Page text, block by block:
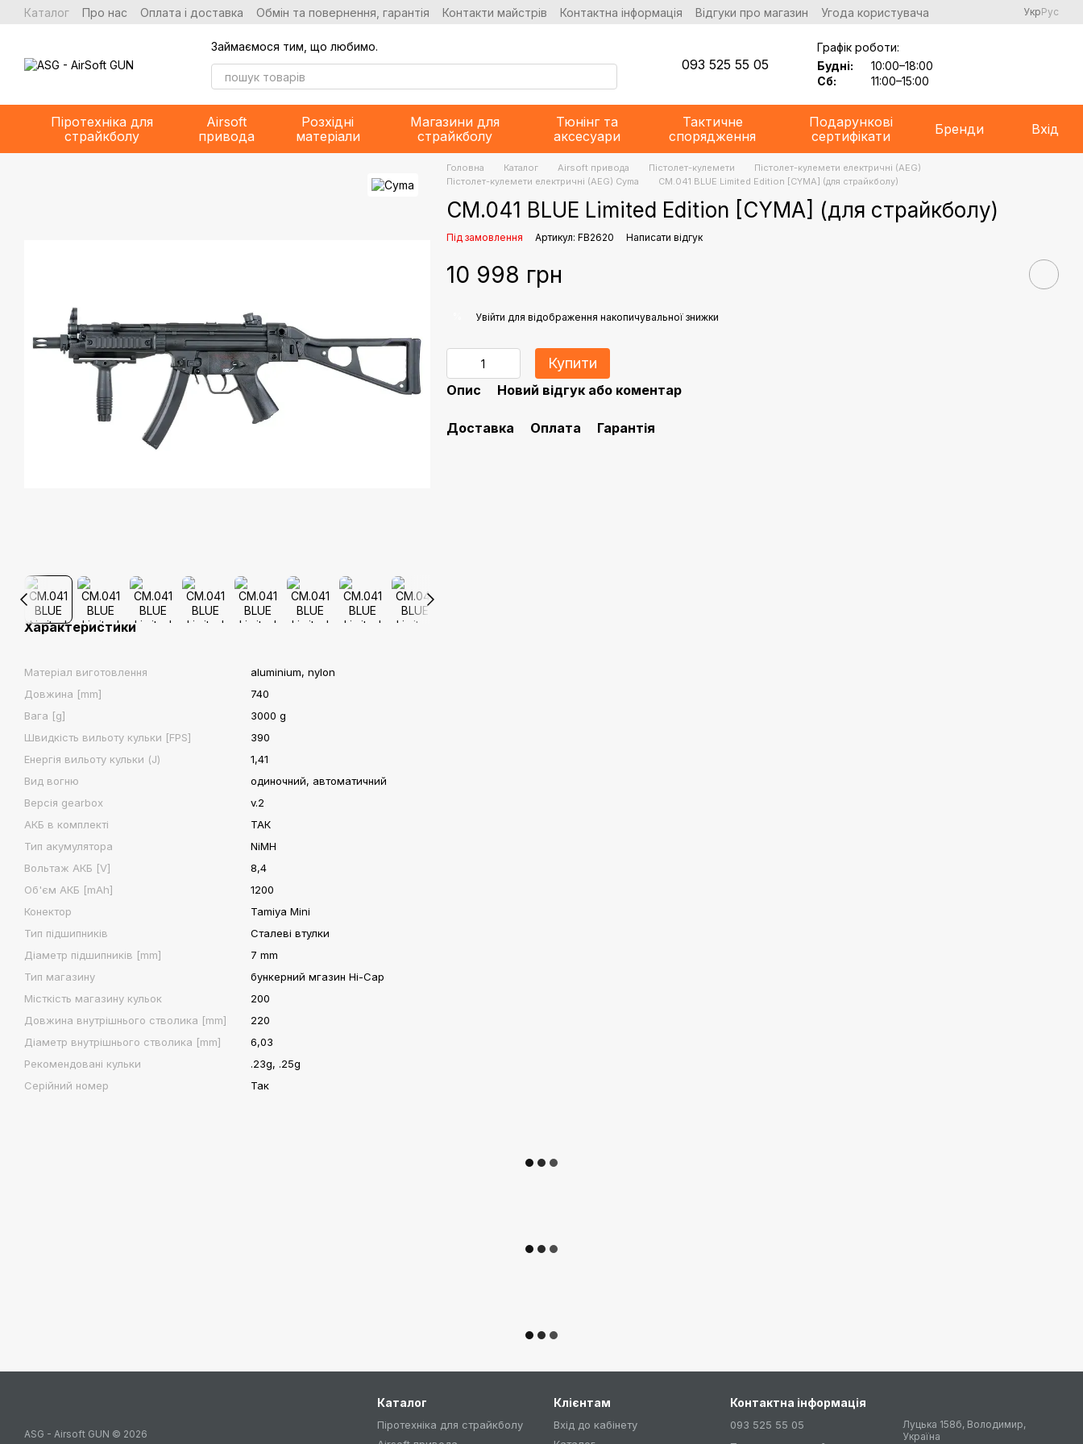
Перейти до основного контенту
Каталог Про нас Оплата і доставка Обмін та повернення, гарантія Контакти майстрів Контактна інформація Відгуки про магазин Угода користувача УкрРус
Займаємося тим, що любимо.
093 525 55 05
Графік роботи:
Будні:
10:00–18:00
Сб:
11:00–15:00
Піротехніка для
страйкболу
Airsoft
привода
Розхідні
матеріали
Магазини для
страйкболу
Тюнінг та
аксесуари
Тактичне
спорядження
Подарункові
сертифікати
Бренди Вхід
Характеристики
Матеріал виготовлення
aluminium, nylon
Довжина [mm]
740
Вага [g]
3000 g
Швидкість вильоту кульки [FPS]
390
Енергія вильоту кульки (J)
1,41
Вид вогню
одиночний, автоматичний
Версія gearbox
v.2
АКБ в комплекті
ТАК
Тип акумулятора
NiMH
Вольтаж АКБ [V]
8,4
Об'єм АКБ [mAh]
1200
Конектор
Tamiya Mini
Тип підшипників
Сталеві втулки
Діаметр підшипників [mm]
7 mm
Тип магазину
бункерний мгазин Hi-Cap
Місткість магазину кульок
200
Довжина внутрішнього стволика [mm]
220
Діаметр внутрішнього стволика [mm]
6,03
Рекомендовані кульки
.23g, .25g
Серійний номер
Так
Головна Каталог Airsoft привода Пістолет-кулемети
Пістолет-кулемети електричні (AEG)
Пістолет-кулемети електричні (AEG) Cyma
CM.041 BLUE Limited Edition [CYMA] (для страйкболу)
CM.041 BLUE Limited Edition [CYMA] (для страйкболу)
Під замовлення Артикул: FB2620 Написати відгук
10 998 грн
Увійти для відображення накопичувальної знижки
Купити
Опис Новий відгук або коментар
Доставка Оплата Гарантія
ASG - Airsoft GUN © 2026
Каталог
Піротехніка для страйкболу
Клієнтам
Вхід до кабінету
Контактна інформація
093 525 55 05
Луцька 158б, Володимир,
Україна